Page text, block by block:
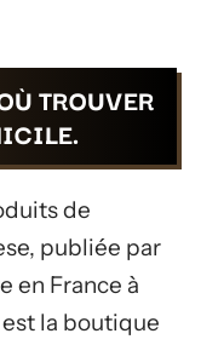
TROUVER
de
publiée par
en France à
la boutique